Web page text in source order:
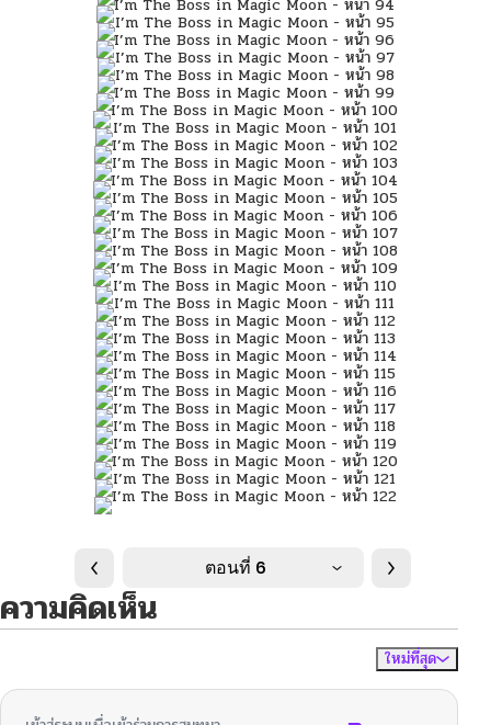
ตอนที่ 6
ความคิดเห็น
ใหม่ที่สุด